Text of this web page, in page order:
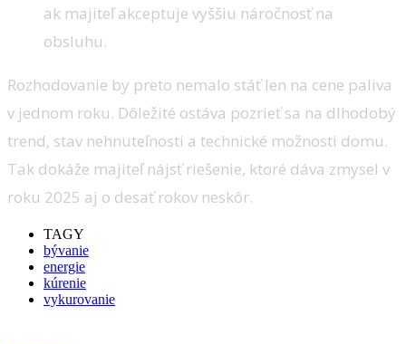
ak majiteľ akceptuje vyššiu náročnosť na
obsluhu.
Rozhodovanie by preto nemalo stáť len na cene paliva
v jednom roku. Dôležité ostáva pozrieť sa na dlhodobý
trend, stav nehnuteľnosti a technické možnosti domu.
Tak dokáže majiteľ nájsť riešenie, ktoré dáva zmysel v
roku 2025 aj o desať rokov neskôr.
TAGY
bývanie
energie
kúrenie
vykurovanie